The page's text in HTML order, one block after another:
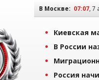
В Москве: 07:07, 7
Киевская
В России
Россия